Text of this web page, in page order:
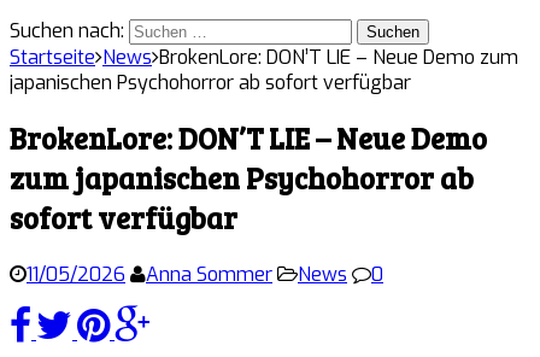
Suchen nach:
Startseite News BrokenLore: DON’T LIE – Neue Demo zum
japanischen Psychohorror ab sofort verfügbar
BrokenLore: DON’T LIE – Neue Demo
zum japanischen Psychohorror ab
sofort verfügbar
11/05/2026 Anna Sommer News 0